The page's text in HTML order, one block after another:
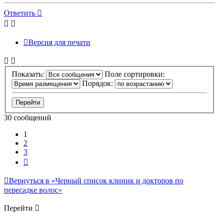
началу
Ответить
Версия для печати
Показать:
Поле сортировки:
Порядок:
30 сообщений
1
2
3
Вернуться в «Черный список клиник и докторов по
пересадке волос»
Перейти